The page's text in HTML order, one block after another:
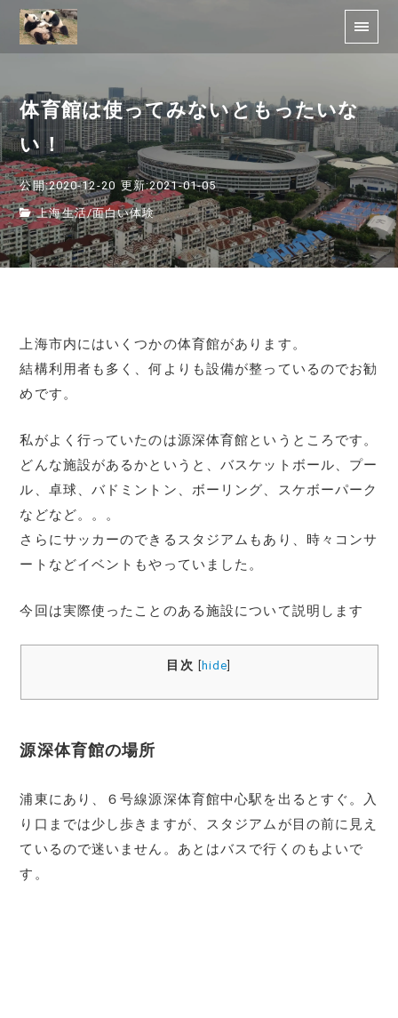
体育館は使ってみないともったいな
い！
公開:2020-12-20 更新:2021-01-05
上海生活/面白い体験
上海市内にはいくつかの体育館があります。
結構利用者も多く、何よりも設備が整っているのでお勧
めです。
私がよく行っていたのは源深体育館というところです。
どんな施設があるかというと、バスケットボール、プー
ル、卓球、バドミントン、ボーリング、スケボーパーク
などなど。。。
さらにサッカーのできるスタジアムもあり、時々コンサ
ートなどイベントもやっていました。
今回は実際使ったことのある施設について説明します
目次 hide
源深体育館の場所
浦東にあり、６号線源深体育館中心駅を出るとすぐ。入
り口までは少し歩きますが、スタジアムが目の前に見え
ているので迷いません。あとはバスで行くのもよいで
す。